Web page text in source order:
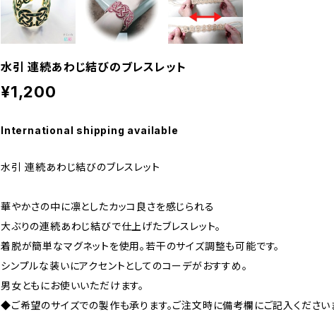
水引 連続あわじ結びのブレスレット
¥1,200
International shipping available
水引 連続あわじ結びのブレスレット
華やかさの中に凛としたカッコ良さを感じられる
大ぶりの連続あわじ結びで仕上げたブレスレット。
着脱が簡単なマグネットを使用。若干のサイズ調整も可能です。
シンプルな装いにアクセントとしてのコーデがおすすめ。
男女ともにお使いいただけます。
◆ご希望のサイズでの製作も承ります。ご注文時に備考欄にご記入くださ